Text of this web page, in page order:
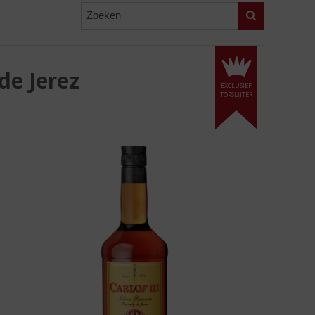
Zoeken
EXCLUSIEF
TOPSLIJTER
Jerez